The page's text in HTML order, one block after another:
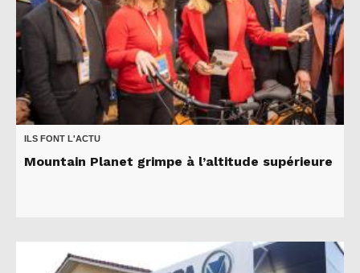
ILS FONT L'ACTU
Mountain Planet grimpe à l’altitude supérieure